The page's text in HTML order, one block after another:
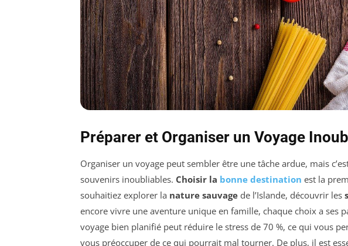
Préparer et Organiser un Voyage
Organiser un voyage peut sembler être une tâche ardue, mais
souvenirs inoubliables. Choisir la bonne destination est la
souhaitiez explorer la nature sauvage de l’Islande, découvrir les
encore vivre une aventure unique en famille, chaque choix a ses
voyage bien planifié peut réduire le stress de 70 %, ce qui vous
vous préoccuper de ce qui pourrait mal tourner. De plus, il est